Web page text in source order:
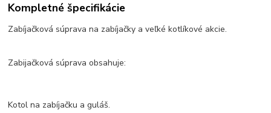
Kompletné špecifikácie
Zabíjačková súprava na zabíjačky a veľké kotlíkové akcie.
Zabijačková súprava obsahuje:
Kotol na zabíjačku a guláš.